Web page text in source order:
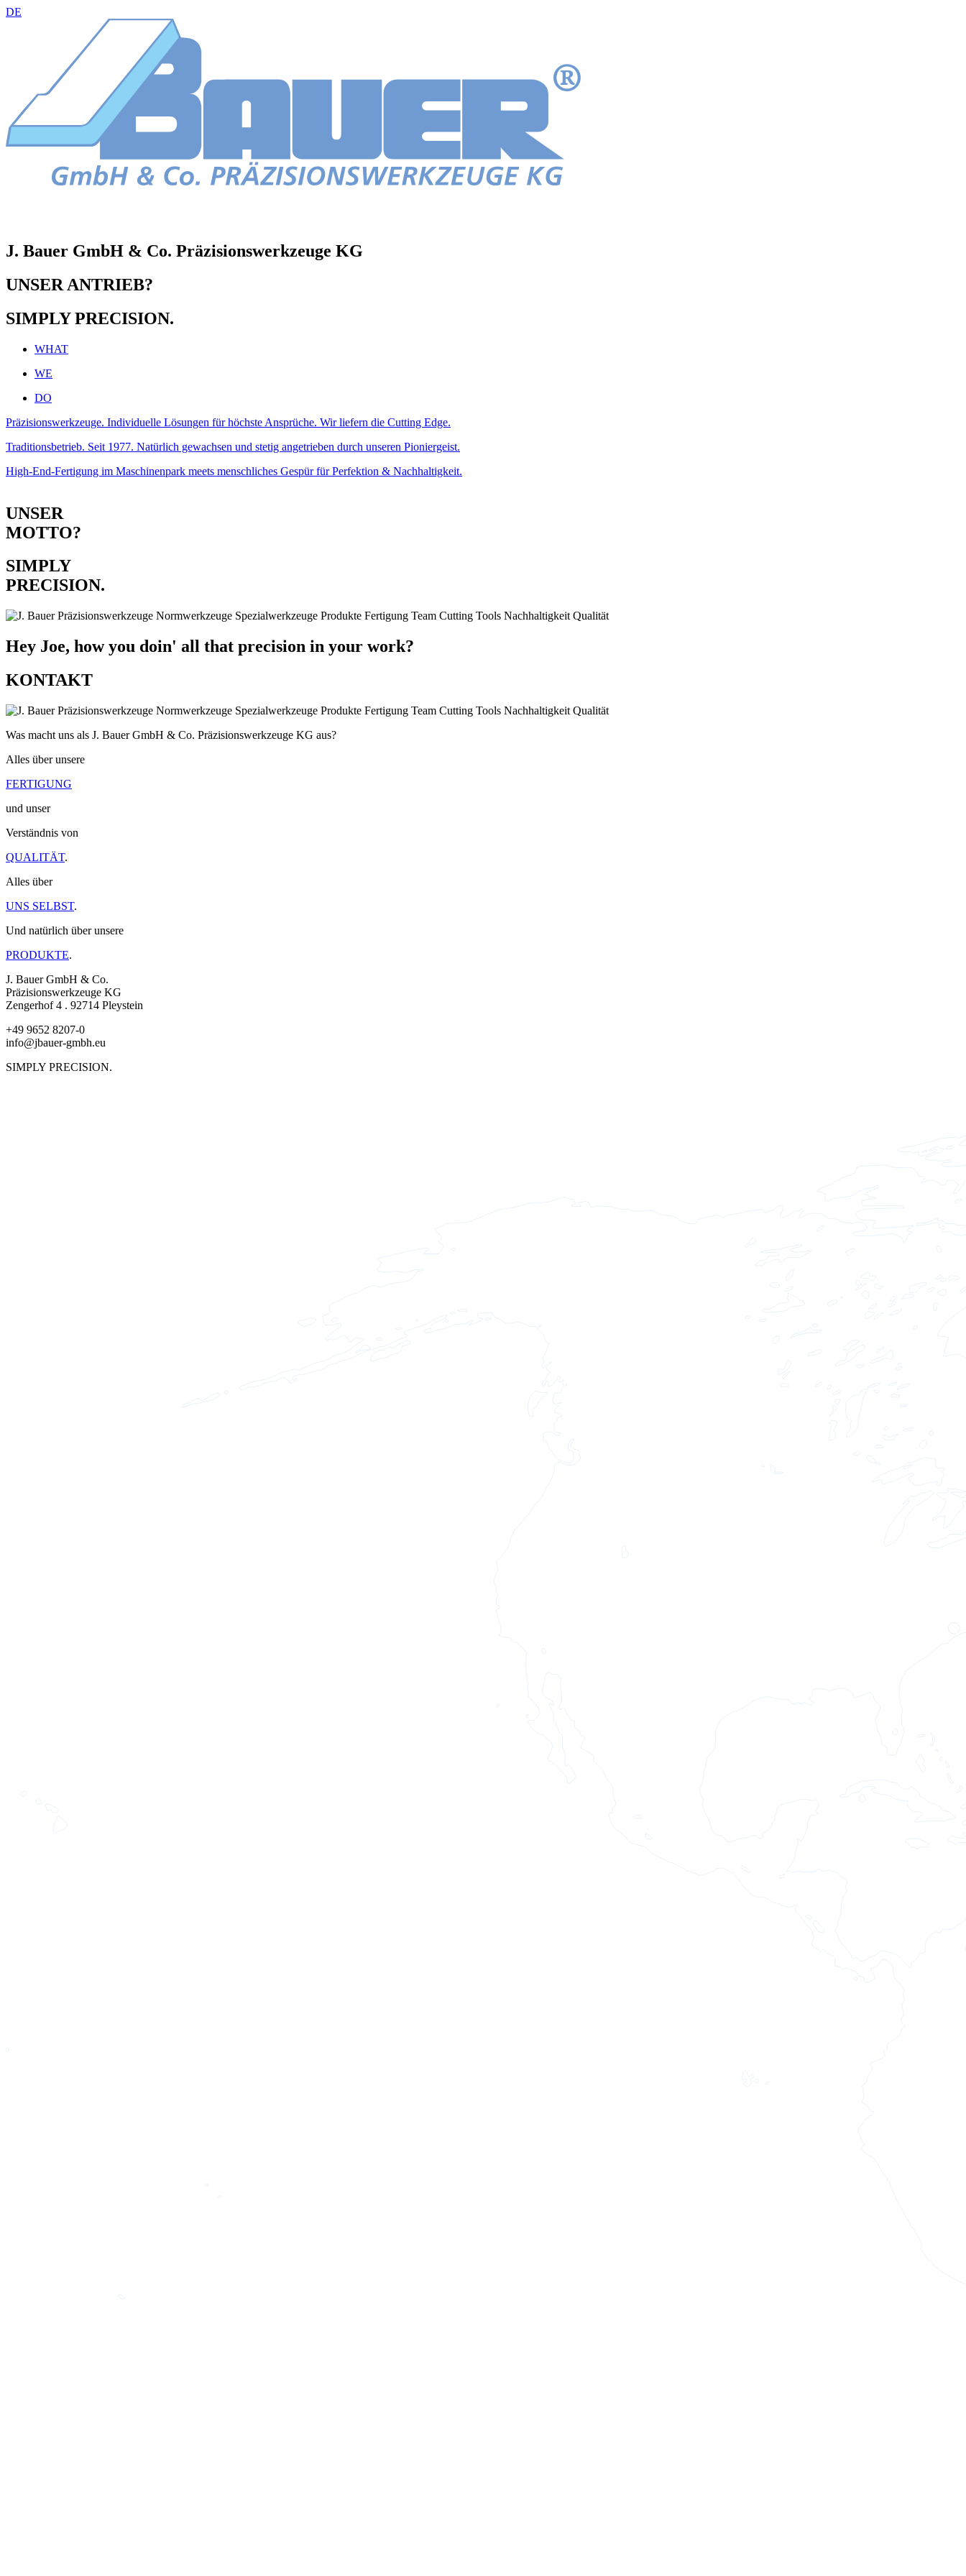
DE
J. Bauer GmbH & Co. Präzisionswerkzeuge KG
UNSER ANTRIEB?
SIMPLY PRECISION.
WHAT
WE
DO
Präzisionswerkzeuge. Individuelle Lösungen für höchste Ansprüche. Wir liefern die Cutting Edge.
Traditionsbetrieb. Seit 1977. Natürlich gewachsen und stetig angetrieben durch unseren Pioniergeist.
High-End-Fertigung im Maschinenpark meets menschliches Gespür für Perfektion & Nachhaltigkeit.
UNSER
MOTTO?
SIMPLY
PRECISION.
Hey Joe, how you doin' all that precision in your work?
KONTAKT
Was macht uns als J. Bauer GmbH & Co. Präzisionswerkzeuge KG aus?
Alles über unsere
FERTIGUNG
und unser
Verständnis von
QUALITÄT.
Alles über
UNS SELBST.
Und natürlich über unsere
PRODUKTE.
J. Bauer GmbH & Co.
Präzisionswerkzeuge KG
Zengerhof 4 . 92714 Pleystein
+49 9652 8207-0
info@jbauer-gmbh.eu
SIMPLY PRECISION.